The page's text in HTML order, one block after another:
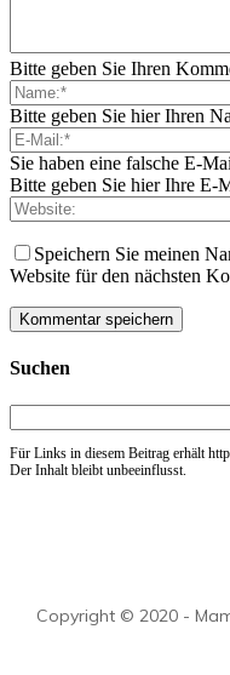
Bitte geben Sie Ihren
Bitte geben Sie hier Ihren
Sie haben eine falsche E-
Bitte geben Sie hier Ihre E-
Speichern Sie meinen
Website für den nächsten
Suchen
Für Links in diesem Beitrag erhält
Der Inhalt bleibt unbeeinflusst.
Copyright © 2020 -